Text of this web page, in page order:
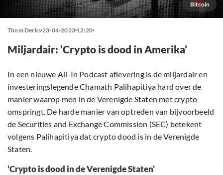
Bitcoin
Thom Derks 23-04-2023 12:20
Miljardair: ‘Crypto is dood in Amerika’
In een nieuwe All-In Podcast aflevering is de miljardair en
investeringslegende Chamath Palihapitiya hard over de
manier waarop men in de Verenigde Staten metcrypto
omspringt. De harde manier van optreden van bijvoorbeeld
de Securities and Exchange Commission (SEC) betekent
volgens Palihapitiya dat crypto dood is in de Verenigde
Staten.
‘Crypto is dood in de Verenigde Staten’